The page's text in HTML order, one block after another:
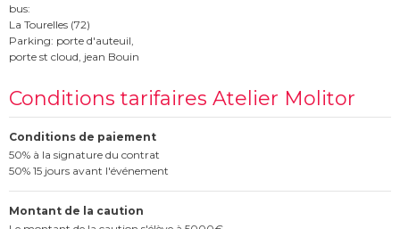
bus:
La Tourelles (72)
Parking: porte d'auteuil,
porte st cloud, jean Bouin
Conditions tarifaires Atelier Molitor
Conditions de paiement
50% à la signature du contrat
50% 15 jours avant l'événement
Montant de la caution